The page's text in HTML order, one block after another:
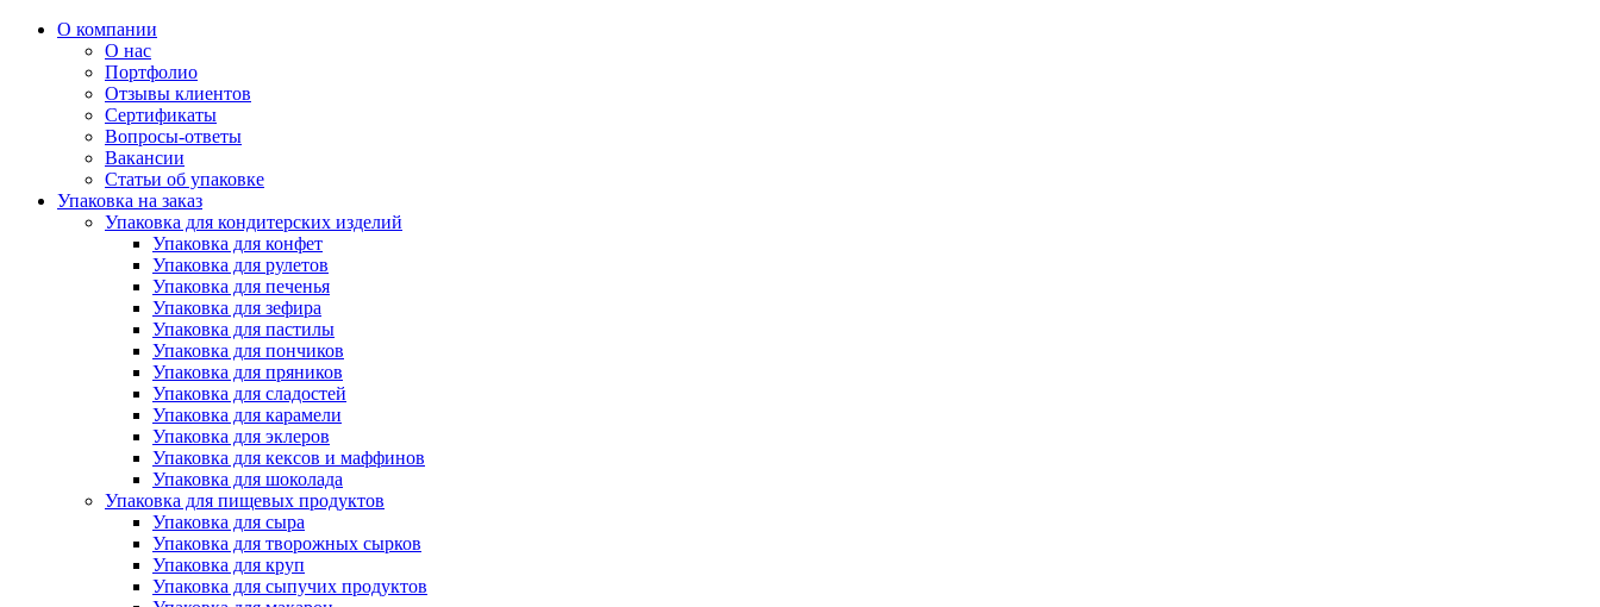
О компании
О нас
Портфолио
Отзывы клиентов
Сертификаты
Вопросы-ответы
Вакансии
Статьи об упаковке
Упаковка на заказ
Упаковка для кондитерских изделий
Упаковка для конфет
Упаковка для рулетов
Упаковка для печенья
Упаковка для зефира
Упаковка для пастилы
Упаковка для пончиков
Упаковка для пряников
Упаковка для сладостей
Упаковка для карамели
Упаковка для эклеров
Упаковка для кексов и маффинов
Упаковка для шоколада
Упаковка для пищевых продуктов
Упаковка для сыра
Упаковка для творожных сырков
Упаковка для круп
Упаковка для сыпучих продуктов